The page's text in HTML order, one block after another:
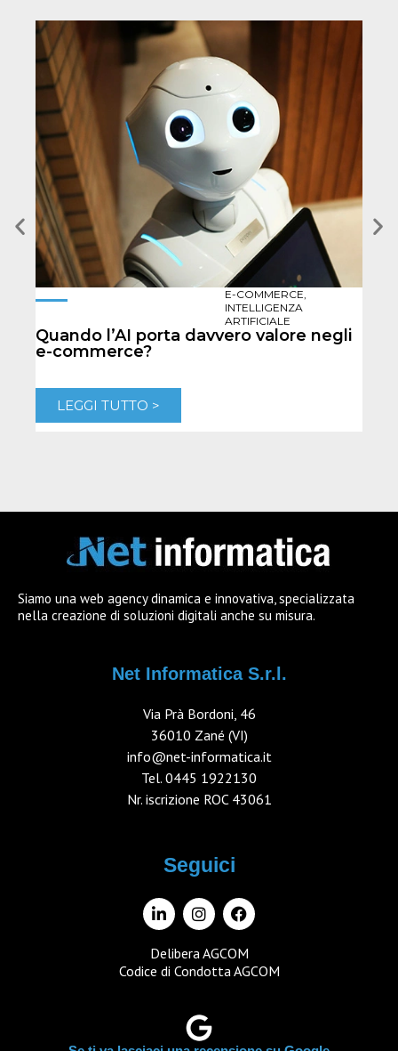
E-COMMERCE,
INTELLIGENZA
ARTIFICIALE
Quando l’AI porta davvero valore negli
e-commerce?
LEGGI TUTTO >
Siamo una web agency dinamica e innovativa, specializzata
nella creazione di soluzioni digitali anche su misura.
Net Informatica S.r.l.
Via Prà Bordoni, 46
36010 Zané (VI)
info@net-informatica.it
Tel. 0445 1922130
Nr. iscrizione ROC 43061
Seguici
Delibera AGCOM
Codice di Condotta AGCOM